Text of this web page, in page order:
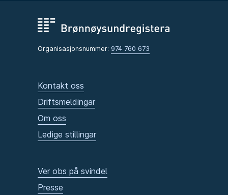
Organisasjonsnummer: 974 760 673
Kontakt oss
Driftsmeldingar
Om oss
Ledige stillingar
Ver obs på svindel
Presse